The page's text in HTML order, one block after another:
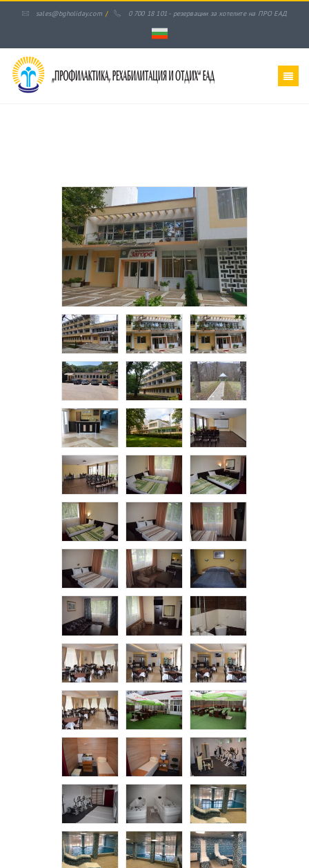
sales@bgholiday.com / 0 700 18 101 - резервации за хотелите на ПРО ЕАД